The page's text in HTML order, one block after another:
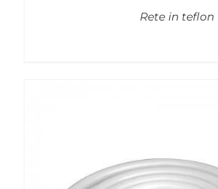
Rete in teflon